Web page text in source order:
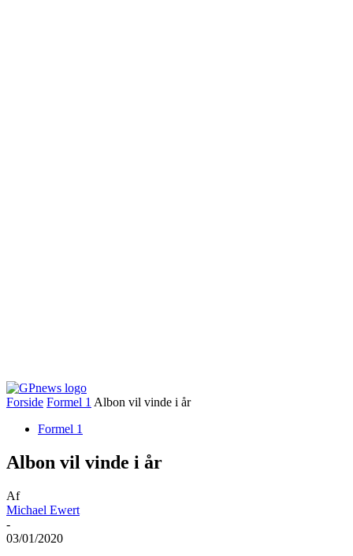
Forside Formel 1 Albon vil vinde i år
Formel 1
Albon vil vinde i år
Af
Michael Ewert
-
03/01/2020